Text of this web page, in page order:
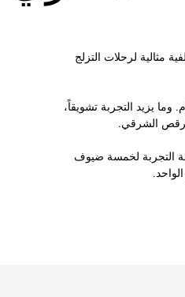
مثالية لرحلات التزلج
يزيد التجربة تشويقاً،
الشرقي.
التجربة لخمسة ضيوف